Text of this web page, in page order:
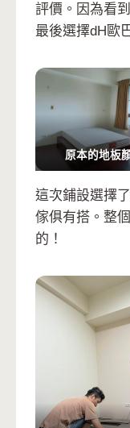
評價。因為看
最後選擇dH歐
原本的地板
這次鋪設選擇
傢俱有搭️。整
的！